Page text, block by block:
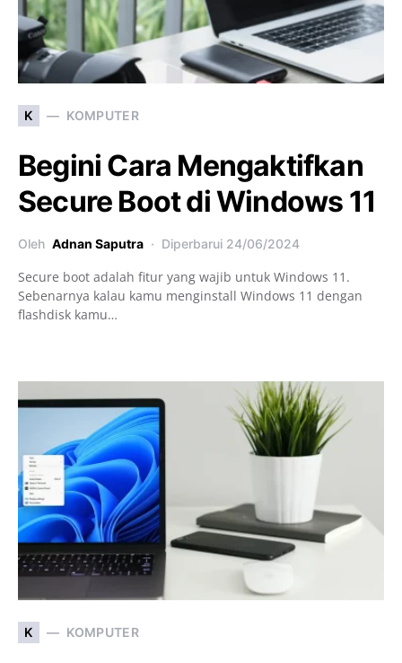
K KOMPUTER
Begini Cara Mengaktifkan
Secure Boot di Windows 11
Oleh Adnan Saputra Diperbarui 24/06/2024
Secure boot adalah fitur yang wajib untuk Windows 11.
Sebenarnya kalau kamu menginstall Windows 11 dengan
flashdisk kamu…
K KOMPUTER